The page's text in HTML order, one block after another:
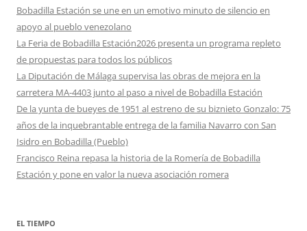
Bobadilla Estación se une en un emotivo minuto de silencio en
apoyo al pueblo venezolano
La Feria de Bobadilla Estación2026 presenta un programa repleto
de propuestas para todos los públicos
La Diputación de Málaga supervisa las obras de mejora en la
carretera MA-4403 junto al paso a nivel de Bobadilla Estación
De la yunta de bueyes de 1951 al estreno de su biznieto Gonzalo: 75
años de la inquebrantable entrega de la familia Navarro con San
Isidro en Bobadilla (Pueblo)
Francisco Reina repasa la historia de la Romería de Bobadilla
Estación y pone en valor la nueva asociación romera
EL TIEMPO